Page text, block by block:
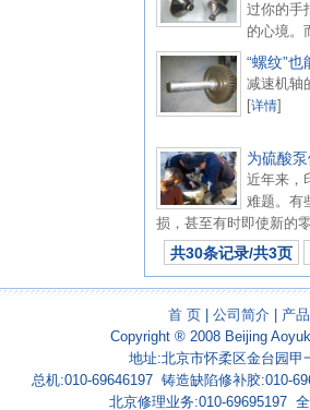
过你的手
的心境。
“螺纹”也
减速机轴
[详情]
为硫酸
近年来，
难题。有
损，甚至有时即使新的
共30条记录/共3页
首 页| 公司简介| 产
Copyright ® 2008 Beijing
地址:北京市怀柔区金台园
总机:010-69646197 铸造缺陷修补胶:010-
北京修理业务:010-69695197